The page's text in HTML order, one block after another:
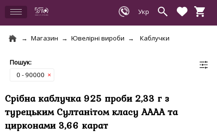
Магазин Ювелірні вироби Каблучки
0 - 90000 ×
Срібна каблучка 925 проби 2,33 г з
турецьким Султанітом класу АААА та
цирконами 3,66 карат